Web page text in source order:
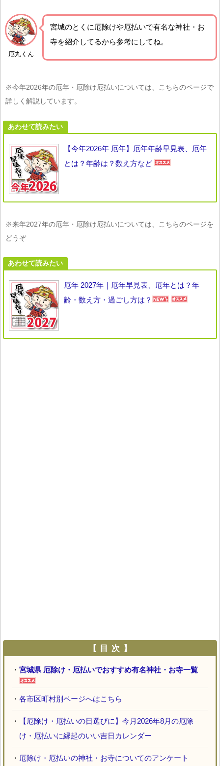
厄丸くん
宮城のとくに厄除けや厄払いで有名な神社・お
寺を紹介 してるから参考にしてね。
※今年2026年の厄年・厄除け厄払いについては、こちらのページで
詳しく解説しています。
あわせて読みたい
【今年2026年 厄年】厄年年齢早見表、厄年
とは？年齢は？数え方など
※来年2027年の厄年・厄除け厄払いについては、こちらのページを
どうぞ
あわせて読みたい
厄年 2027年｜厄年早見表、厄年とは？年
齢・数え方・過ごし方は？
【 目 次 】
・ 宮城県 厄除け・厄払いでおすすめ有名神社・お寺一覧
・ 各市区町村別ページへはこちら
・
【厄除け・厄払いの日選びに】今月2026年8月の厄除
け・厄払いに縁起のいい吉日カレンダー
・ 厄除け・厄払いの神社・お寺についてのアンケート